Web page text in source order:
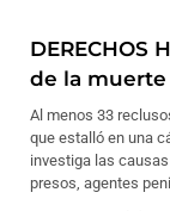
DERECHOS
de la muerte
Al menos 33
que estalló en una
investiga las
presos, agentes